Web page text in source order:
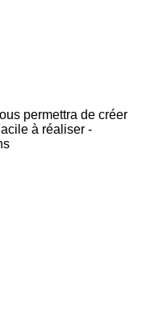
permettra de créer
à réaliser -